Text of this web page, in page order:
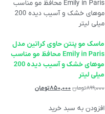
ماسک مو پنتن حاوی کراتین مدل
Emily in Paris محافظ مو مناسب
موهای خشک و آسیب دیده 200
میلی لیتر
۸۹۹,۰۰۰تومان ۸۵۰,۰۰۰تومان
افزودن به سبد خرید